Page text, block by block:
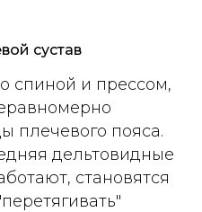
сустав
спиной и прессом,
плечевого пояса.
дельтовидные
становятся